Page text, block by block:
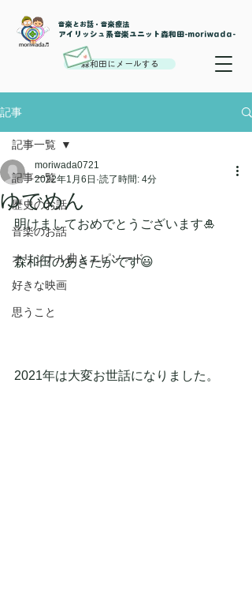
音楽とお話・音楽療法
​アイリッシュ系音楽ユニット森和田-moriwada-
森和田にメールする
記事
記事一覧
歴史のお話
音楽のお話
オリジナル曲とエピソード
好きな映画
思うこと
記事一覧
ゆでめん
moriwada0721
2022年1月6日 読了時間: 4分
明けましておめでとうございます🎍
森和田のあきたかです😃
2021年は大変お世話になりました。